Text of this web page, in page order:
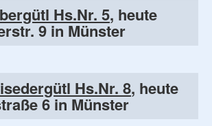
Hs.Nr. 5, heute
9 in Münster
Hs.Nr. 8, heute
6 in Münster